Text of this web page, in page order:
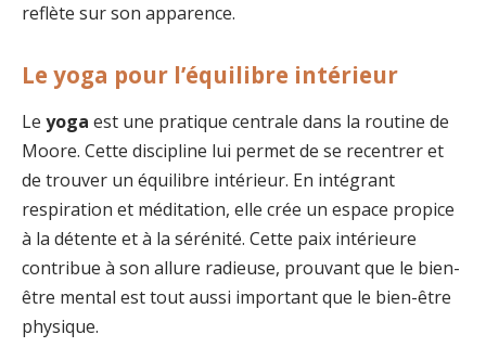
reflète sur son apparence.
Le yoga pour l’équilibre intérieur
Le yoga est une pratique centrale dans la routine de
Moore. Cette discipline lui permet de se recentrer et
de trouver un équilibre intérieur. En intégrant
respiration et méditation, elle crée un espace propice
à la détente et à la sérénité. Cette paix intérieure
contribue à son allure radieuse, prouvant que le bien-
être mental est tout aussi important que le bien-être
physique.